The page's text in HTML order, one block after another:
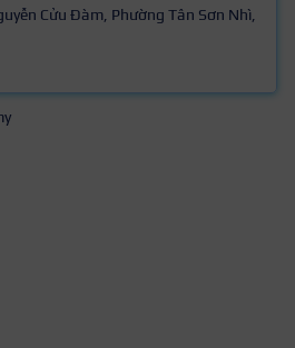
Cửu Đàm, Phường Tân Sơn Nhì,